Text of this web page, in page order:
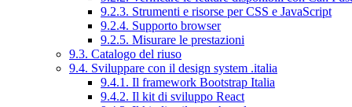
9.2.3. Strumenti e risorse per CSS e JavaScript
9.2.4. Supporto browser
9.2.5. Misurare le prestazioni
9.3. Catalogo del riuso
9.4. Sviluppare con il design system .italia
9.4.1. Il framework Bootstrap Italia
9.4.2. Il kit di sviluppo React